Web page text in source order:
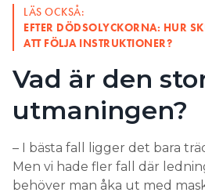
LÄS OCKSÅ:
EFTER DÖDSOLYCKORNA: HUR
ATT FÖLJA INSTRUKTIONER?
Vad är den
utmaningen?
– I bästa fall ligger det bara
Men vi hade fler fall där
behöver man åka ut med